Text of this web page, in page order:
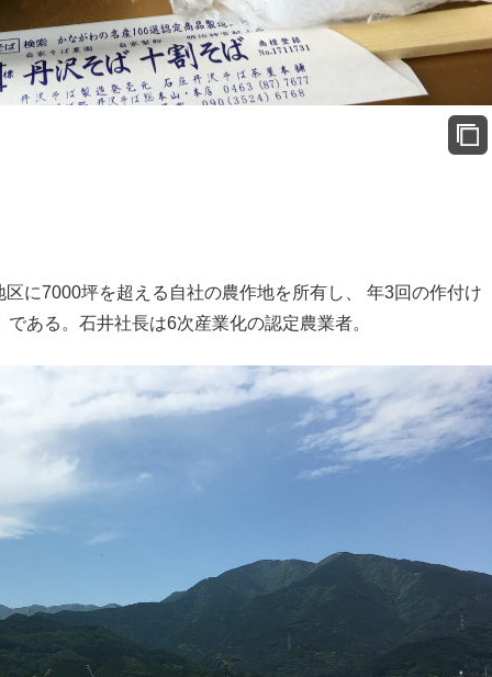
に7000坪を超える自社の農作地を所有し、 年3回の作付け
ある。石井社長は6次産業化の認定農業者。